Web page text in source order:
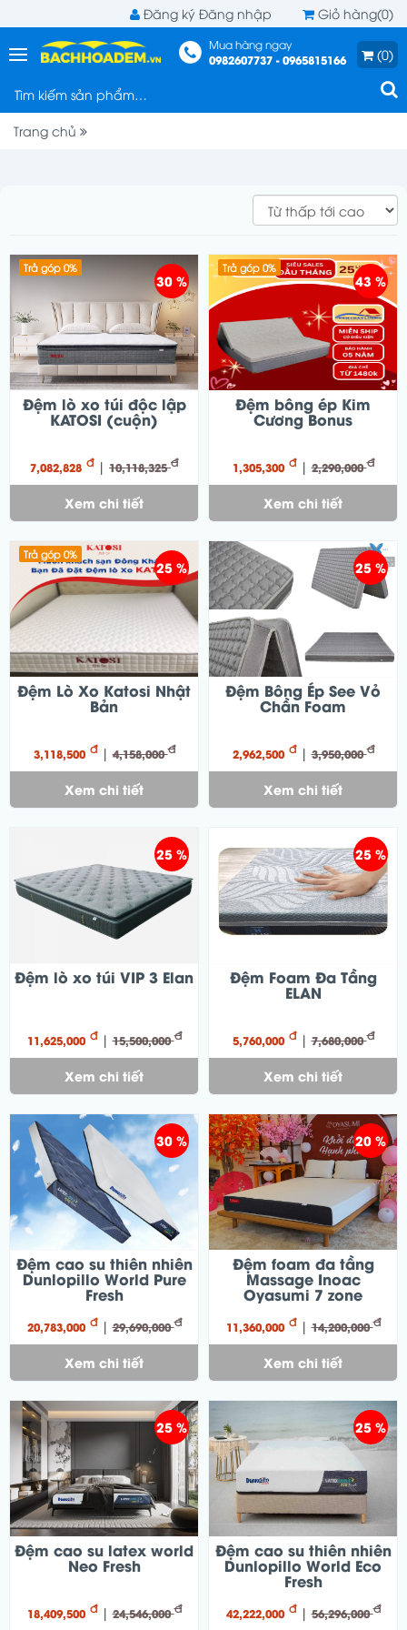
Đăng ký Đăng nhập Giỏ hàng(0)
Mua hàng ngay
0982607737 - 0965815166
(0)
Trang chủ
Trả góp 0%
30 %
Đệm lò xo túi độc lập
KATOSI (cuộn)
7,082,828 đ | 10,118,325đ
Xem chi tiết
Trả góp 0%
43 %
Đệm bông ép Kim
Cương Bonus
1,305,300 đ | 2,290,000đ
Xem chi tiết
Trả góp 0%
25 %
Đệm Lò Xo Katosi Nhật
Bản
3,118,500 đ | 4,158,000đ
Xem chi tiết
25 %
Đệm Bông Ép See Vỏ
Chần Foam
2,962,500 đ | 3,950,000đ
Xem chi tiết
25 %
Đệm lò xo túi VIP 3 Elan
11,625,000 đ | 15,500,000đ
Xem chi tiết
25 %
Đệm Foam Đa Tầng
ELAN
5,760,000 đ | 7,680,000đ
Xem chi tiết
30 %
Đệm cao su thiên nhiên
Dunlopillo World Pure
Fresh
20,783,000 đ | 29,690,000đ
Xem chi tiết
20 %
Đệm foam đa tầng
Massage Inoac
Oyasumi 7 zone
11,360,000 đ | 14,200,000đ
Xem chi tiết
25 %
Đệm cao su latex world
Neo Fresh
18,409,500 đ | 24,546,000đ
25 %
Đệm cao su thiên nhiên
Dunlopillo World Eco
Fresh
42,222,000 đ | 56,296,000đ